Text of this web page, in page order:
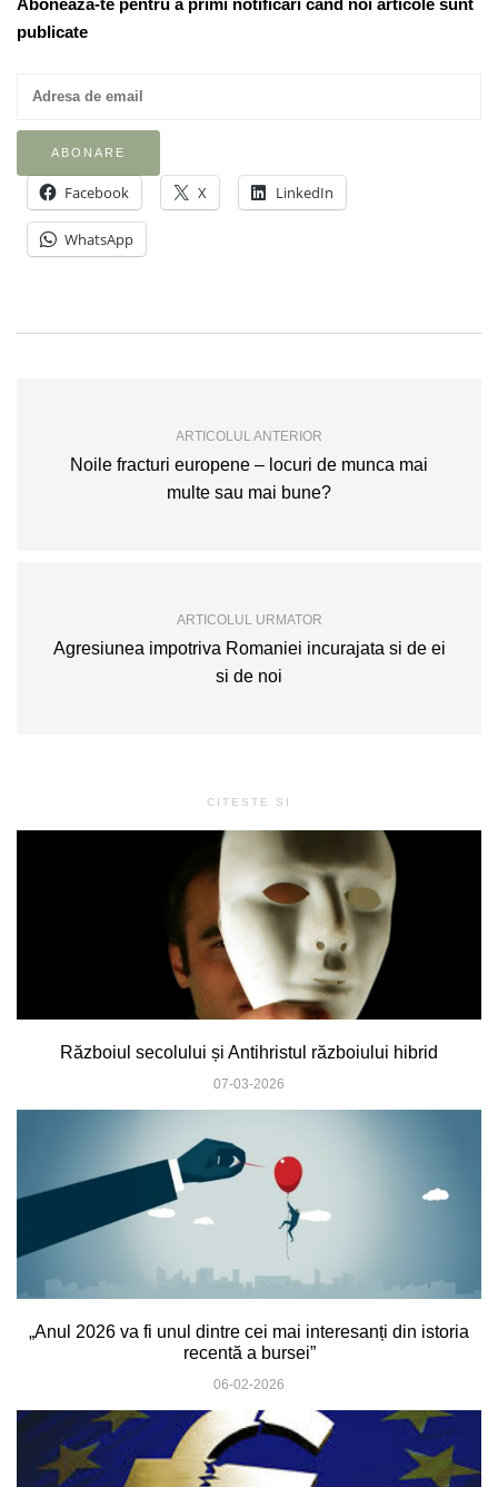
Aboneaza-te pentru a primi notificari cand noi articole sunt
publicate
Facebook X LinkedIn
WhatsApp
ARTICOLUL ANTERIOR
Noile fracturi europene – locuri de munca mai
multe sau mai bune?
ARTICOLUL URMATOR
Agresiunea impotriva Romaniei incurajata si de ei
si de noi
CITESTE SI
Războiul secolului și Antihristul războiului hibrid
07-03-2026
„Anul 2026 va fi unul dintre cei mai interesanți din istoria
recentă a bursei”
06-02-2026